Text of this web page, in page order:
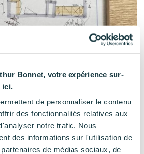
Bonnet, votre expérience sur-
ici.
de personnaliser le contenu
des fonctionnalités relatives aux
notre trafic. Nous
des informations sur l'utilisation de
de médias sociaux, de
UNE CUISINE
À AUCUNE
AUTRE